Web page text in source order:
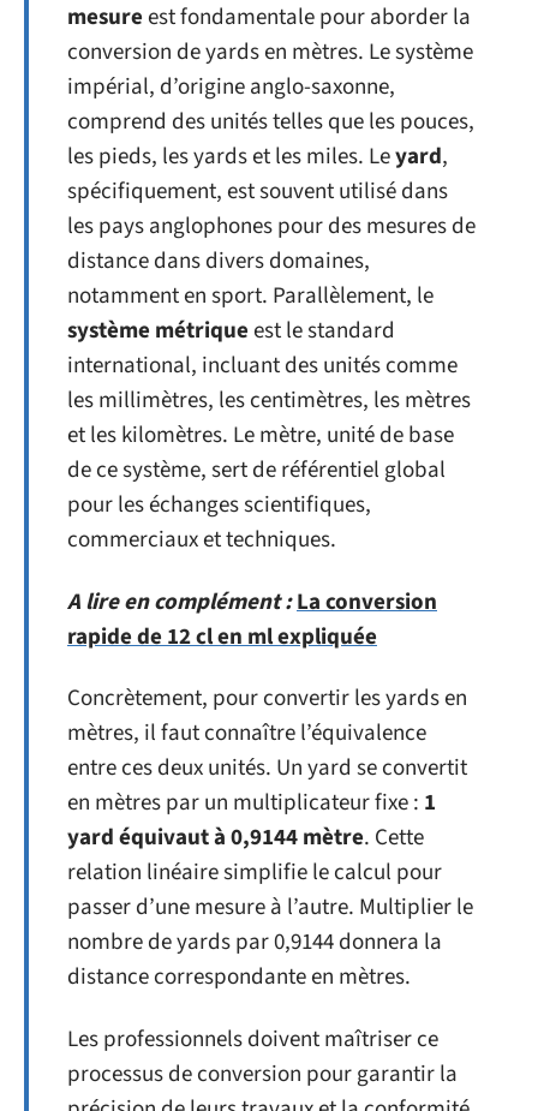
mesureest fondamentale pour aborder la
conversion de yards en mètres. Le système
impérial, d’origine anglo-saxonne,
comprend des unités telles que les pouces,
les pieds, les yards et les miles. Leyard,
spécifiquement, est souvent utilisé dans
les pays anglophones pour des mesures de
distance dans divers domaines,
notamment en sport. Parallèlement, le
système métriqueest le standard
international, incluant des unités comme
les millimètres, les centimètres, les mètres
et les kilomètres. Le mètre, unité de base
de ce système, sert de référentiel global
pour les échanges scientifiques,
commerciaux et techniques.
A lire en complément :La conversion
rapide de 12 cl en ml expliquée
Concrètement, pour convertir les yards en
mètres, il faut connaître l’équivalence
entre ces deux unités. Un yard se convertit
en mètres par un multiplicateur fixe : 1
yard équivaut à 0,9144 mètre. Cette
relation linéaire simplifie le calcul pour
passer d’une mesure à l’autre. Multiplier le
nombre de yards par 0,9144 donnera la
distance correspondante en mètres.
Les professionnels doivent maîtriser ce
processus de conversion pour garantir la